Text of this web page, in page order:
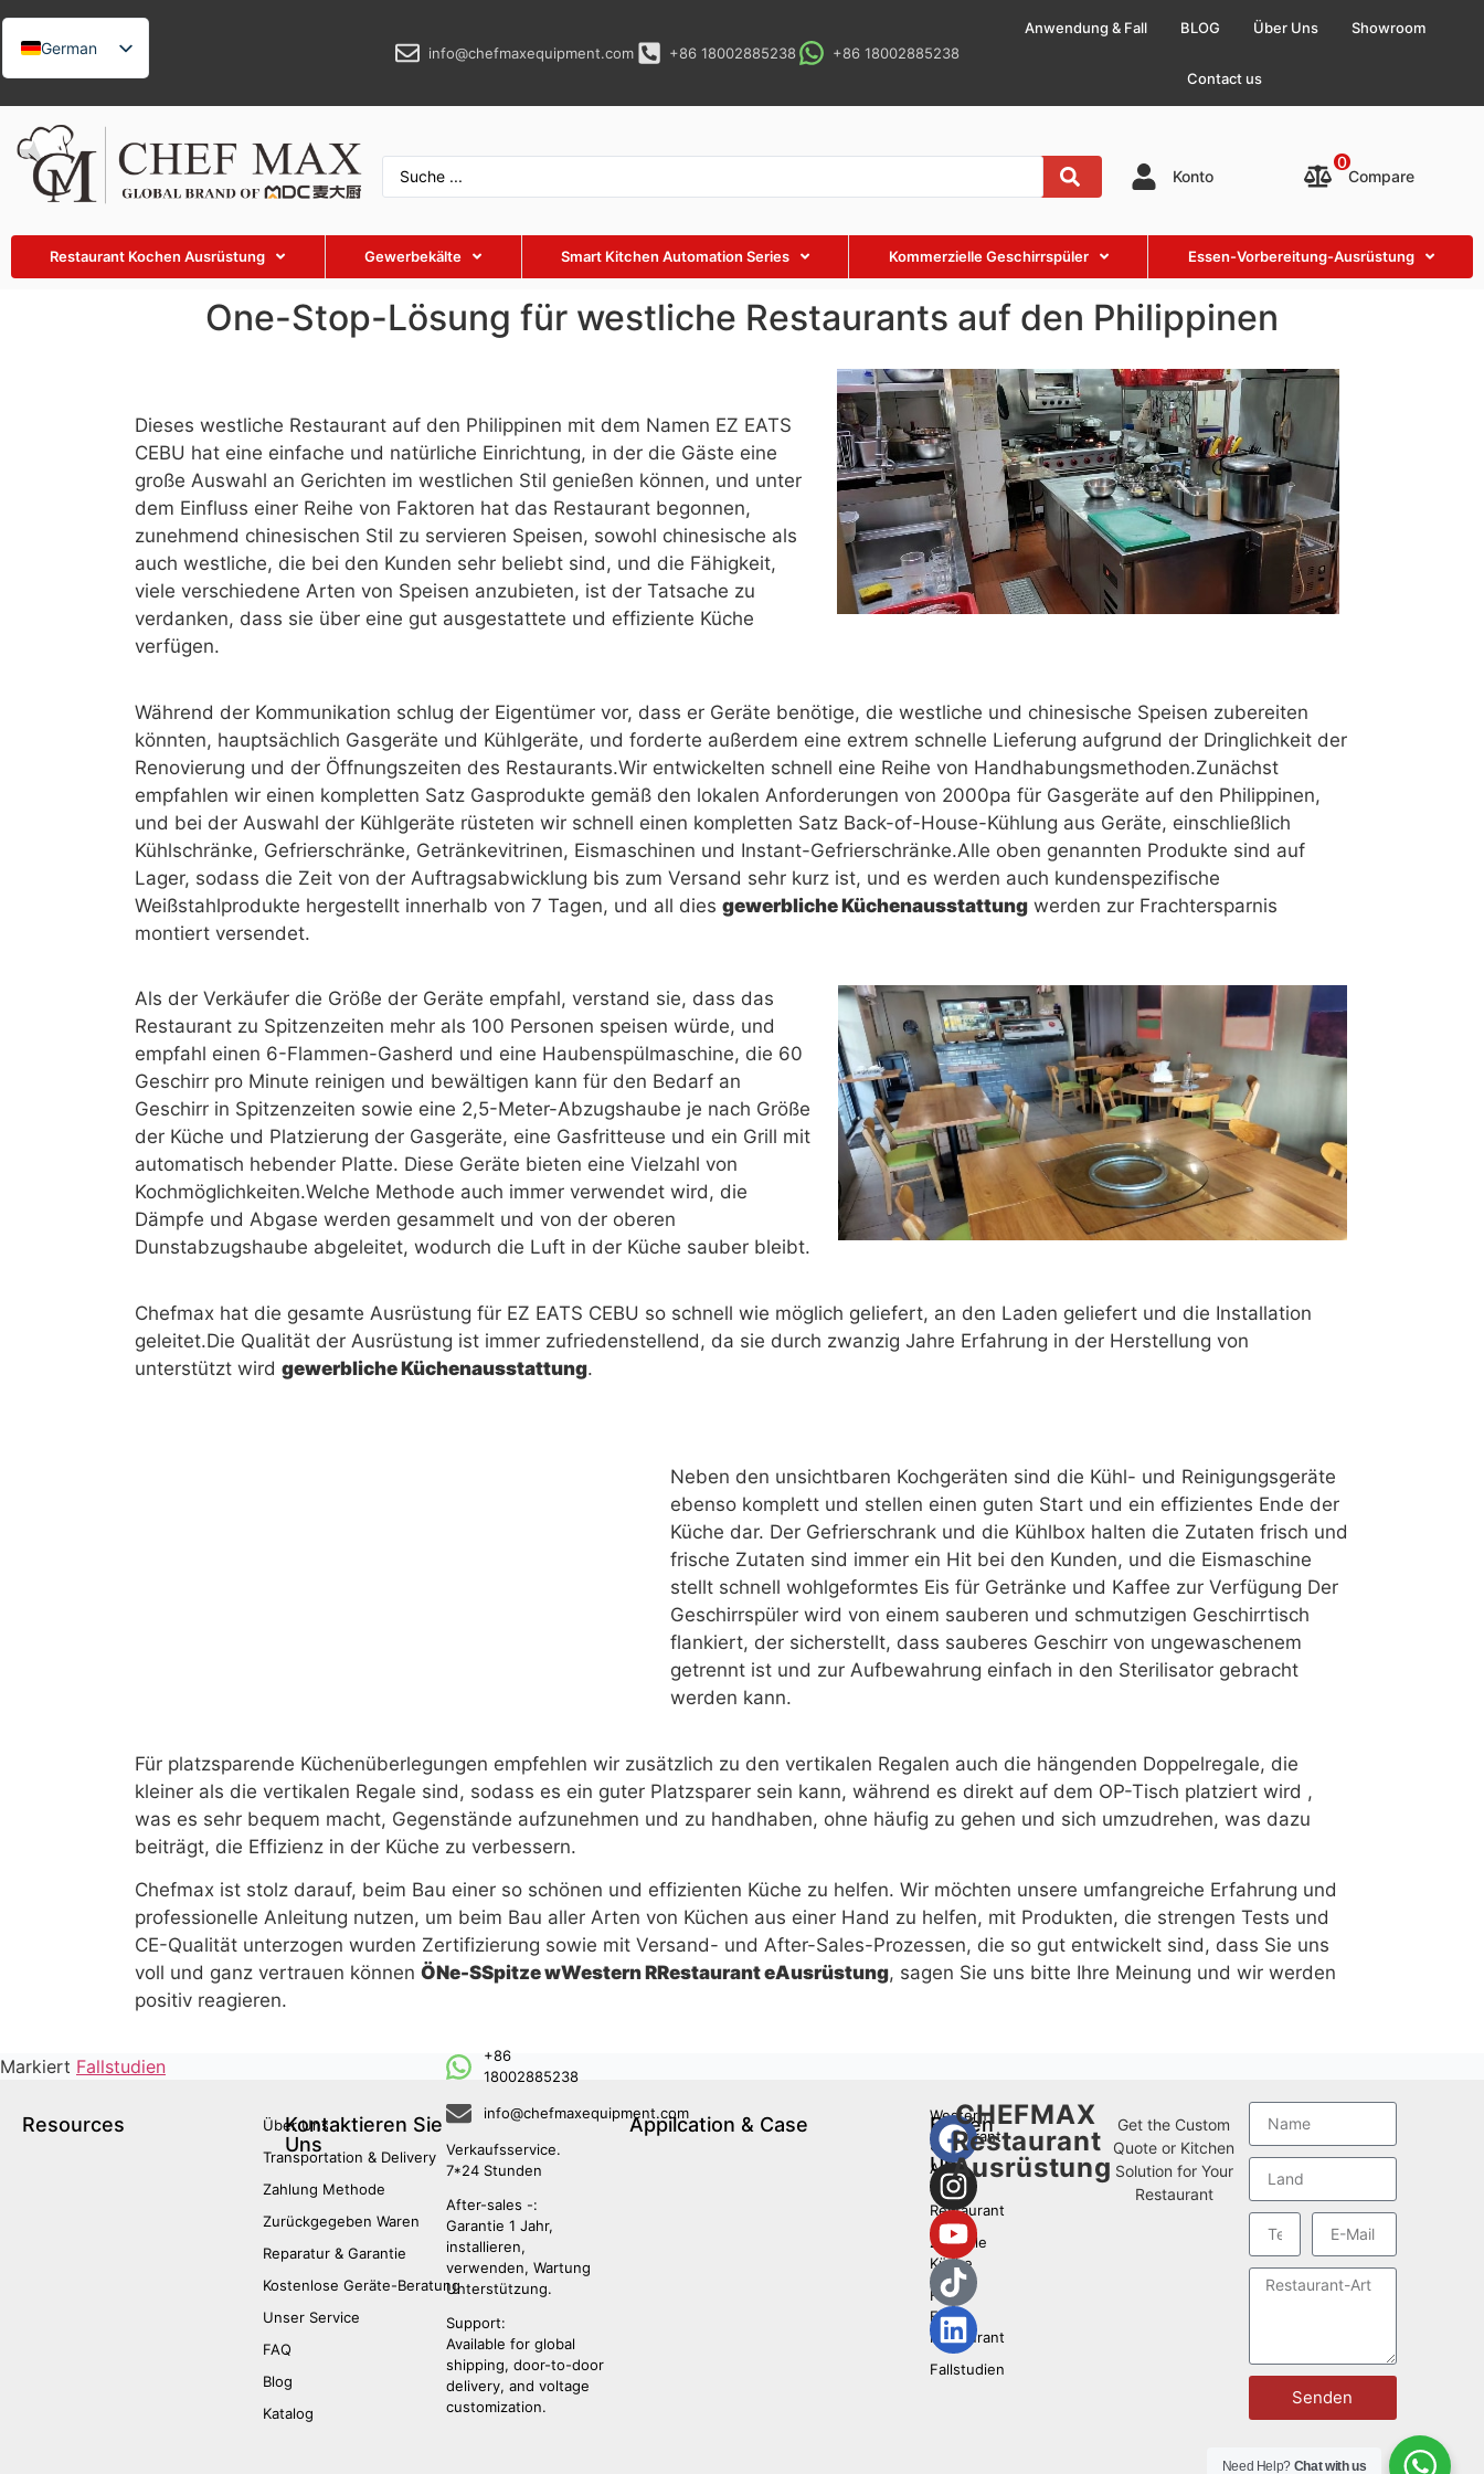
German
English
French
Spanish
Russian
Turkish
info@chefmaxequipment.com +86 18002885238 +86 18002885238
Anwendung & Fall BLOG Über Uns Showroom
Contact us
Konto Compare
0
Restaurant Kochen Ausrüstung Gewerbekälte Smart Kitchen Automation Series Kommerzielle Geschirrspüler Essen-Vorbereitung-Ausrüstung
One-Stop-Lösung für westliche Restaurants auf den Philippinen
Dieses westliche Restaurant auf den Philippinen mit dem Namen EZ EATS
CEBU hat eine einfache und natürliche Einrichtung, in der die Gäste eine
große Auswahl an Gerichten im westlichen Stil genießen können, und unter
dem Einfluss einer Reihe von Faktoren hat das Restaurant begonnen,
zunehmend chinesischen Stil zu servieren Speisen, sowohl chinesische als
auch westliche, die bei den Kunden sehr beliebt sind, und die Fähigkeit,
viele verschiedene Arten von Speisen anzubieten, ist der Tatsache zu
verdanken, dass sie über eine gut ausgestattete und effiziente Küche
verfügen.
Während der Kommunikation schlug der Eigentümer vor, dass er Geräte benötige, die westliche und chinesische Speisen zubereiten
könnten, hauptsächlich Gasgeräte und Kühlgeräte, und forderte außerdem eine extrem schnelle Lieferung aufgrund der Dringlichkeit der
Renovierung und der Öffnungszeiten des Restaurants.Wir entwickelten schnell eine Reihe von Handhabungsmethoden.Zunächst
empfahlen wir einen kompletten Satz Gasprodukte gemäß den lokalen Anforderungen von 2000pa für Gasgeräte auf den Philippinen,
und bei der Auswahl der Kühlgeräte rüsteten wir schnell einen kompletten Satz Back-of-House-Kühlung aus Geräte, einschließlich
Kühlschränke, Gefrierschränke, Getränkevitrinen, Eismaschinen und Instant-Gefrierschränke.Alle oben genannten Produkte sind auf
Lager, sodass die Zeit von der Auftragsabwicklung bis zum Versand sehr kurz ist, und es werden auch kundenspezifische
Weißstahlprodukte hergestellt innerhalb von 7 Tagen, und all dies gewerbliche Küchenausstattung werden zur Frachtersparnis
montiert versendet.
Als der Verkäufer die Größe der Geräte empfahl, verstand sie, dass das
Restaurant zu Spitzenzeiten mehr als 100 Personen speisen würde, und
empfahl einen 6-Flammen-Gasherd und eine Haubenspülmaschine, die 60
Geschirr pro Minute reinigen und bewältigen kann für den Bedarf an
Geschirr in Spitzenzeiten sowie eine 2,5-Meter-Abzugshaube je nach Größe
der Küche und Platzierung der Gasgeräte, eine Gasfritteuse und ein Grill mit
automatisch hebender Platte. Diese Geräte bieten eine Vielzahl von
Kochmöglichkeiten.Welche Methode auch immer verwendet wird, die
Dämpfe und Abgase werden gesammelt und von der oberen
Dunstabzugshaube abgeleitet, wodurch die Luft in der Küche sauber bleibt.
Chefmax hat die gesamte Ausrüstung für EZ EATS CEBU so schnell wie möglich geliefert, an den Laden geliefert und die Installation
geleitet.Die Qualität der Ausrüstung ist immer zufriedenstellend, da sie durch zwanzig Jahre Erfahrung in der Herstellung von
unterstützt wird gewerbliche Küchenausstattung.
Neben den unsichtbaren Kochgeräten sind die Kühl- und Reinigungsgeräte
ebenso komplett und stellen einen guten Start und ein effizientes Ende der
Küche dar. Der Gefrierschrank und die Kühlbox halten die Zutaten frisch und
frische Zutaten sind immer ein Hit bei den Kunden, und die Eismaschine
stellt schnell wohlgeformtes Eis für Getränke und Kaffee zur Verfügung Der
Geschirrspüler wird von einem sauberen und schmutzigen Geschirrtisch
flankiert, der sicherstellt, dass sauberes Geschirr von ungewaschenem
getrennt ist und zur Aufbewahrung einfach in den Sterilisator gebracht
werden kann.
Für platzsparende Küchenüberlegungen empfehlen wir zusätzlich zu den vertikalen Regalen auch die hängenden Doppelregale, die
kleiner als die vertikalen Regale sind, sodass es ein guter Platzsparer sein kann, während es direkt auf dem OP-Tisch platziert wird ,
was es sehr bequem macht, Gegenstände aufzunehmen und zu handhaben, ohne häufig zu gehen und sich umzudrehen, was dazu
beiträgt, die Effizienz in der Küche zu verbessern.
Chefmax ist stolz darauf, beim Bau einer so schönen und effizienten Küche zu helfen. Wir möchten unsere umfangreiche Erfahrung und
professionelle Anleitung nutzen, um beim Bau aller Arten von Küchen aus einer Hand zu helfen, mit Produkten, die strengen Tests und
CE-Qualität unterzogen wurden Zertifizierung sowie mit Versand- und After-Sales-Prozessen, die so gut entwickelt sind, dass Sie uns
voll und ganz vertrauen können ÖNe-SSpitzewWesternRRestauranteAusrüstung, sagen Sie uns bitte Ihre Meinung und wir werden
positiv reagieren.
Markiert Fallstudien
Resources
Über Uns
Transportation & Delivery
Zahlung Methode
Zurückgegeben Waren
Reparatur & Garantie
Kostenlose Geräte-Beratung
Unser Service
FAQ
Blog
Katalog
Kontaktieren Sie
Uns
+86
18002885238
info@chefmaxequipment.com
Verkaufsservice.
7*24 Stunden
After-sales -:
Garantie 1 Jahr,
installieren,
verwenden, Wartung
Unterstützung.
Support:
Available for global
shipping, door-to-door
delivery, and voltage
customization.
Appilcation & Case
Western
restaurant
Asian
Food
Restaurant
Zentrale
Küche
Fast-
Food-
Restaurant
Fallstudien
Folgen
Sie
Uns
CHEFMAX
Restaurant
Ausrüstung
Get the Custom
Quote or Kitchen
Solution for Your
Restaurant
Senden
Need Help? Chat with us